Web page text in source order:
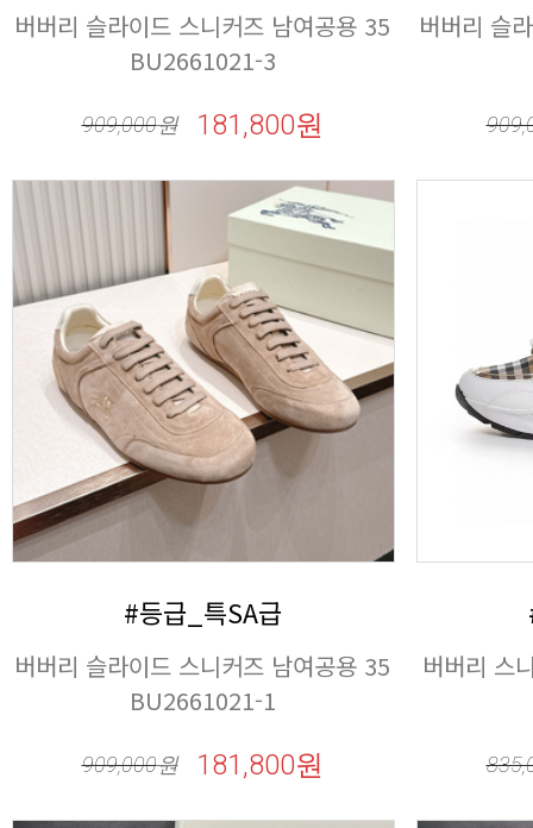
BU2661021-3
909,000원 181,800원
#등급_특SA급
BU2661021-1
909,000원 181,800원